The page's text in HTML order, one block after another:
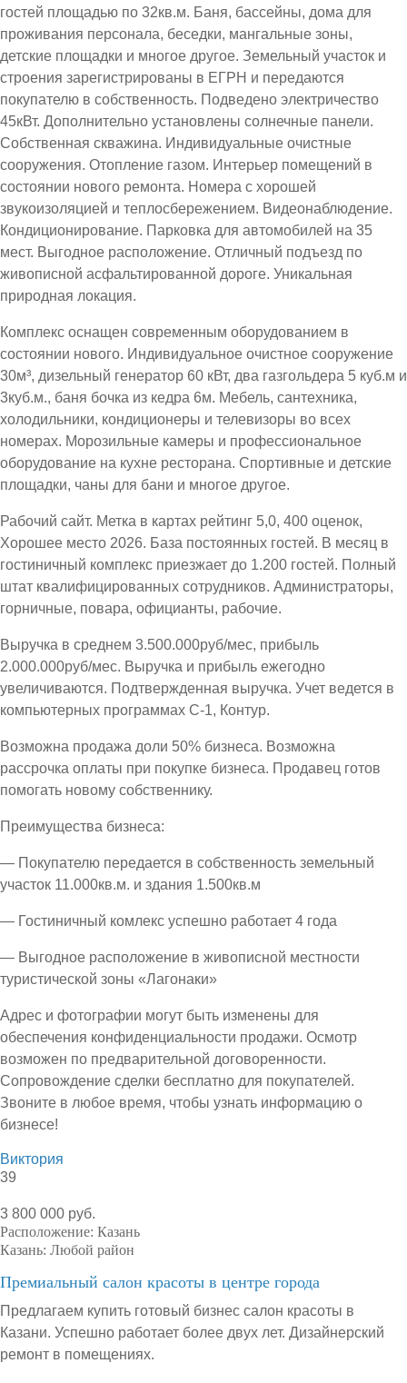
гостей площадью по 32кв.м. Баня, бассейны, дома для
проживания персонала, беседки, мангальные зоны,
детские площадки и многое другое. Земельный участок и
строения зарегистрированы в ЕГРН и передаются
покупателю в собственность. Подведено электричество
45кВт. Дополнительно установлены солнечные панели.
Собственная скважина. Индивидуальные очистные
сооружения. Отопление газом. Интерьер помещений в
состоянии нового ремонта. Номера с хорошей
звукоизоляцией и теплосбережением. Видеонаблюдение.
Кондиционирование. Парковка для автомобилей на 35
мест. Выгодное расположение. Отличный подъезд по
живописной асфальтированной дороге. Уникальная
природная локация.
Комплекс оснащен современным оборудованием в
состоянии нового. Индивидуальное очистное сооружение
30м³, дизельный генератор 60 кВт, два газгольдера 5 куб.м и
3куб.м., баня бочка из кедра 6м. Мебель, сантехника,
холодильники, кондиционеры и телевизоры во всех
номерах. Морозильные камеры и профессиональное
оборудование на кухне ресторана. Спортивные и детские
площадки, чаны для бани и многое другое.
Рабочий сайт. Метка в картах рейтинг 5,0, 400 оценок,
Хорошее место 2026. База постоянных гостей. В месяц в
гостиничный комплекс приезжает до 1.200 гостей. Полный
штат квалифицированных сотрудников. Администраторы,
горничные, повара, официанты, рабочие.
Выручка в среднем 3.500.000руб/мес, прибыль
2.000.000руб/мес. Выручка и прибыль ежегодно
увеличиваются. Подтвержденная выручка. Учет ведется в
компьютерных программах С-1, Контур.
Возможна продажа доли 50% бизнеса. Возможна
рассрочка оплаты при покупке бизнеса. Продавец готов
помогать новому собственнику.
Преимущества бизнеса:
— Покупателю передается в собственность земельный
участок 11.000кв.м. и здания 1.500кв.м
— Гостиничный комлекс успешно работает 4 года
— Выгодное расположение в живописной местности
туристической зоны «Лагонаки»
Адрес и фотографии могут быть изменены для
обеспечения конфиденциальности продажи. Осмотр
возможен по предварительной договоренности.
Сопровождение сделки бесплатно для покупателей.
Звоните в любое время, чтобы узнать информацию о
бизнесе!
Виктория
39
3 800 000 руб.
Расположение: Казань
Казань: Любой район
Премиальный салон красоты в центре города
Предлагаем купить готовый бизнес салон красоты в
Казани. Успешно работает более двух лет. Дизайнерский
ремонт в помещениях.